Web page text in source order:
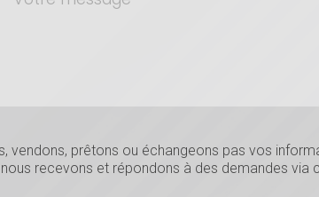
vendons, prêtons ou échangeons pas vos
recevons et répondons à des demandes via